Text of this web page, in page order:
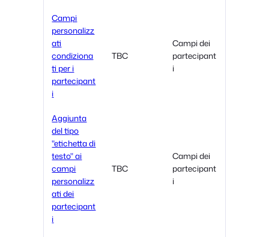
Campi
personalizz
ati
condiziona
ti per i
partecipant
i
TBC
Campi dei
partecipant
i
Aggiunta
del tipo
"etichetta di
testo" ai
campi
personalizz
ati dei
partecipant
i
TBC
Campi dei
partecipant
i